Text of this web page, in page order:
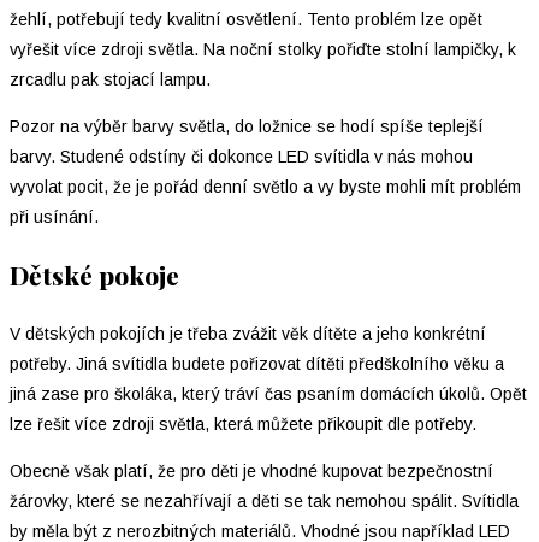
žehlí, potřebují tedy kvalitní osvětlení. Tento problém lze opět
vyřešit více zdroji světla. Na noční stolky pořiďte stolní lampičky, k
zrcadlu pak stojací lampu.
Pozor na výběr barvy světla, do ložnice se hodí spíše teplejší
barvy. Studené odstíny či dokonce LED svítidla v nás mohou
vyvolat pocit, že je pořád denní světlo a vy byste mohli mít problém
při usínání.
Dětské pokoje
V dětských pokojích je třeba zvážit věk dítěte a jeho konkrétní
potřeby. Jiná svítidla budete pořizovat dítěti předškolního věku a
jiná zase pro školáka, který tráví čas psaním domácích úkolů. Opět
lze řešit více zdroji světla, která můžete přikoupit dle potřeby.
Obecně však platí, že pro děti je vhodné kupovat bezpečnostní
žárovky, které se nezahřívají a děti se tak nemohou spálit. Svítidla
by měla být z nerozbitných materiálů. Vhodné jsou například LED